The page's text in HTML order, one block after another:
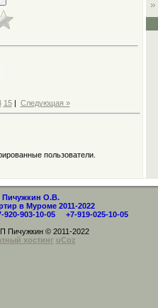
15| Следующая »
пользователи.
Пичужкин О.В.
в Муроме 2011-2022
903-10-05 +7-919-025-10-05
Пичужкин © 2011-2022
хостинг uCoz